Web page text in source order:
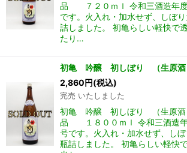
品 ７２０ｍｌ 令和三酒造年度
です。火入れ・加水せず、しぼ
詰しました。 初亀らしい軽快で
たり…
初亀 吟醸 初しぼり （生原
2,860円(税込)
完売 いたしました
初亀 吟醸 初しぼり （生原酒
品 １８００ｍｌ 令和三酒造年
号です。火入れ・加水せず、し
瓶詰しました。 初亀らしい軽快